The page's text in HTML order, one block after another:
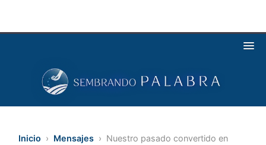
Inicio › Mensajes › Nuestro pasado convertido en